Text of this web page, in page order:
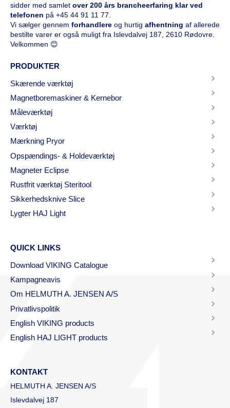
sidder med samlet over 200 års brancheerfaring klar ved
telefonen på +45 44 91 11 77
Vi sælger gennem forhandlere og hurtig afhentning af allerede
bestilte varer er også muligt fra Islevdalvej 187, 2610 Rødovre.
Velkommen 😊
PRODUKTER
Skærende værktøj
Magnetboremaskiner & Kernebor
Måleværktøj
Værktøj
Mærkning Pryor
Opspændings- & Holdeværktøj
Magneter Eclipse
Rustfrit værktøj Steritool
Sikkerhedsknive Slice
Lygter HAJ Light
QUICK LINKS
Download VIKING Catalogue
Kampagneavis
Om HELMUTH A. JENSEN A/S
Privatlivspolitik
English VIKING products
English HAJ LIGHT products
KONTAKT
HELMUTH A. JENSEN A/S
Islevdalvej 187